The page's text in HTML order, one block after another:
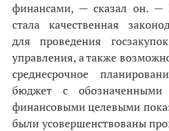
финансами, — сказал он. —
стала качественная
для проведения
управления, а также
среднесрочное
бюджет с
финансовыми целевыми
были усовершенствованы